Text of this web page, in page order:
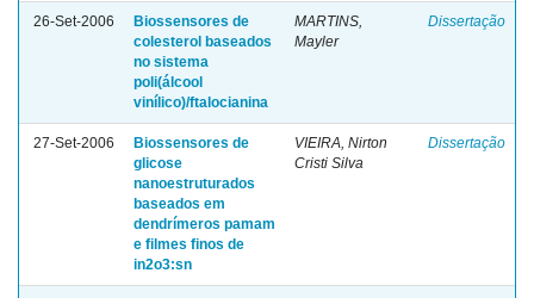
26-Set-2006
Biossensores de
colesterol baseados
no sistema
poli(álcool
vinílico)/ftalocianina
MARTINS,
Mayler
Dissertação
27-Set-2006
Biossensores de
glicose
nanoestruturados
baseados em
dendrímeros pamam
e filmes finos de
in2o3:sn
VIEIRA, Nirton
Cristi Silva
Dissertação